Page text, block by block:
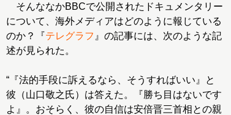
そんななかBBCで公開されたドキュメンタリー
について、海外メディアはどのように報じている
のか？『テレグラフ 』の記事には、次のような記
述が見られた。
“『法的手段に訴えるなら、そうすればいい』と
彼（山口敬之氏）は答えた。『勝ち目はないです
よ』。おそらく、彼の自信は安倍晋三首相との親